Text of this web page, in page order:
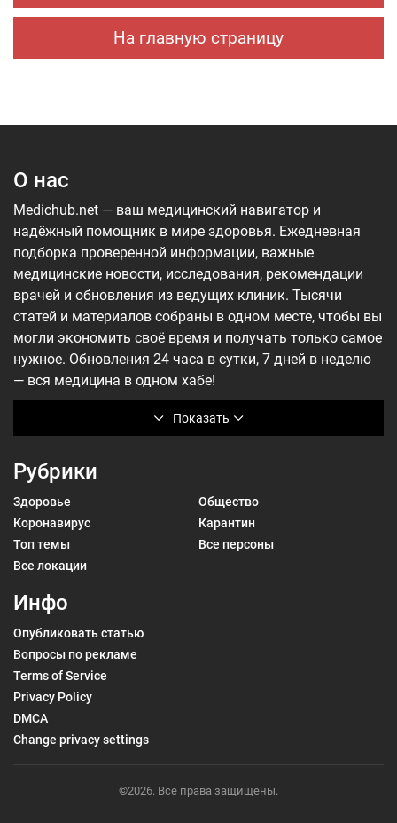
На главную страницу
О нас
Показать
Medichub.net — ваш медицинский навигатор и
надёжный помощник в мире здоровья. Ежедневная
подборка проверенной информации, важные
медицинские новости, исследования, рекомендации
врачей и обновления из ведущих клиник. Тысячи
статей и материалов собраны в одном месте, чтобы вы
могли экономить своё время и получать только самое
нужное. Обновления 24 часа в сутки, 7 дней в неделю
— вся медицина в одном хабе!
Рубрики
Здоровье
Общество
Коронавирус
Карантин
Топ темы
Все персоны
Все локации
Инфо
Опубликовать статью
Вопросы по рекламе
Terms of Service
Privacy Policy
DMCA
Change privacy settings
©2026. Все права защищены.